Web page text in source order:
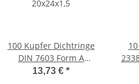
100 Kupfer Dichtringe
DIN 7603 Form A
20x24x1,5
13,73 € *